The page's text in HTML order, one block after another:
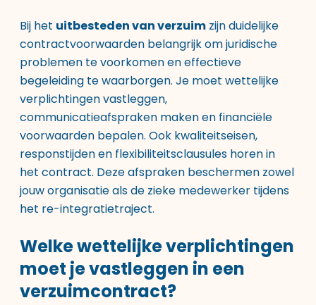
Bij het uitbesteden van verzuim zijn duidelijke
contractvoorwaarden belangrijk om juridische
problemen te voorkomen en effectieve
begeleiding te waarborgen. Je moet wettelijke
verplichtingen vastleggen,
communicatieafspraken maken en financiële
voorwaarden bepalen. Ook kwaliteitseisen,
responstijden en flexibiliteitsclausules horen in
het contract. Deze afspraken beschermen zowel
jouw organisatie als de zieke medewerker tijdens
het re-integratietraject.
Welke wettelijke verplichtingen
moet je vastleggen in een
verzuimcontract?